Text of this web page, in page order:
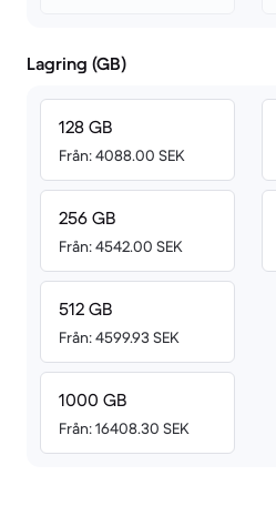
Lagring (GB)
128 GB
Från: 4088.00 SEK
256 GB
Från: 4542.00 SEK
512 GB
Från: 4599.93 SEK
1000 GB
Från: 16408.30 SEK